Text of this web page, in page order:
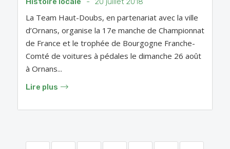
La Team Haut-Doubs, en partenariat avec la ville
d’Ornans, organise la 17e manche de Championnat
de France et le trophée de Bourgogne Franche-
Comté de voitures à pédales le dimanche 26 août
à Ornans...
Lire plus